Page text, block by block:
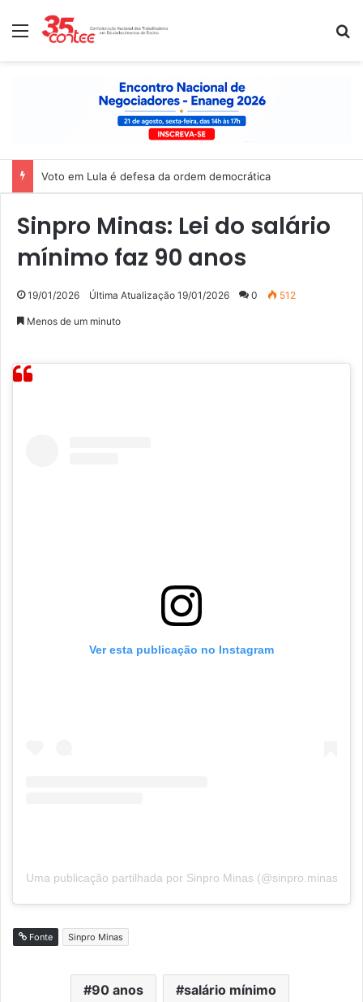
Menu
Voto em Lula é defesa da ordem democrática
Sinpro Minas: Lei do salário
mínimo faz 90 anos
19/01/2026 Última Atualização 19/01/2026 0 512
Menos de um minuto
Ver esta publicação no Instagram
Uma publicação partilhada por Sinpro Minas (@sinpro.minas)
Fonte Sinpro Minas
90 anos salário mínimo